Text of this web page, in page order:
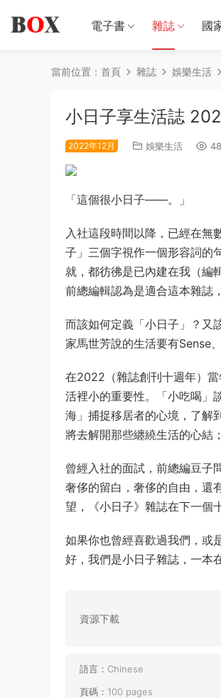
電子書 雜誌 國
當前位置： 首頁 雜誌 娛樂生活
小日子享生活誌
2022年12月 娛樂生活
「這個很小日子——。」
入社這段時間以降，已經在無
子」三個字視作一個形容詞的
就，都彷彿是已內建在我（編
前總編輯認為是適合這本雜誌
而該如何定義「小日子」？又
家馬世芳說的生活要有Sense
在2022（雜誌創刊十週年）
活裡小的重要性。「小吃喝」
海」捕捉移居者的心境，了解
將去解開那些纏繞生活的心結
曾經入社的面試，前總編豆子
奢侈的留白，奢侈的自由，還
望，《小日子》雜誌在下一個
如果你也曾經喜歡過我們，或
好，我們是小日子雜誌，一本
資源下載
語言： Chinese
頁碼： 100 pages